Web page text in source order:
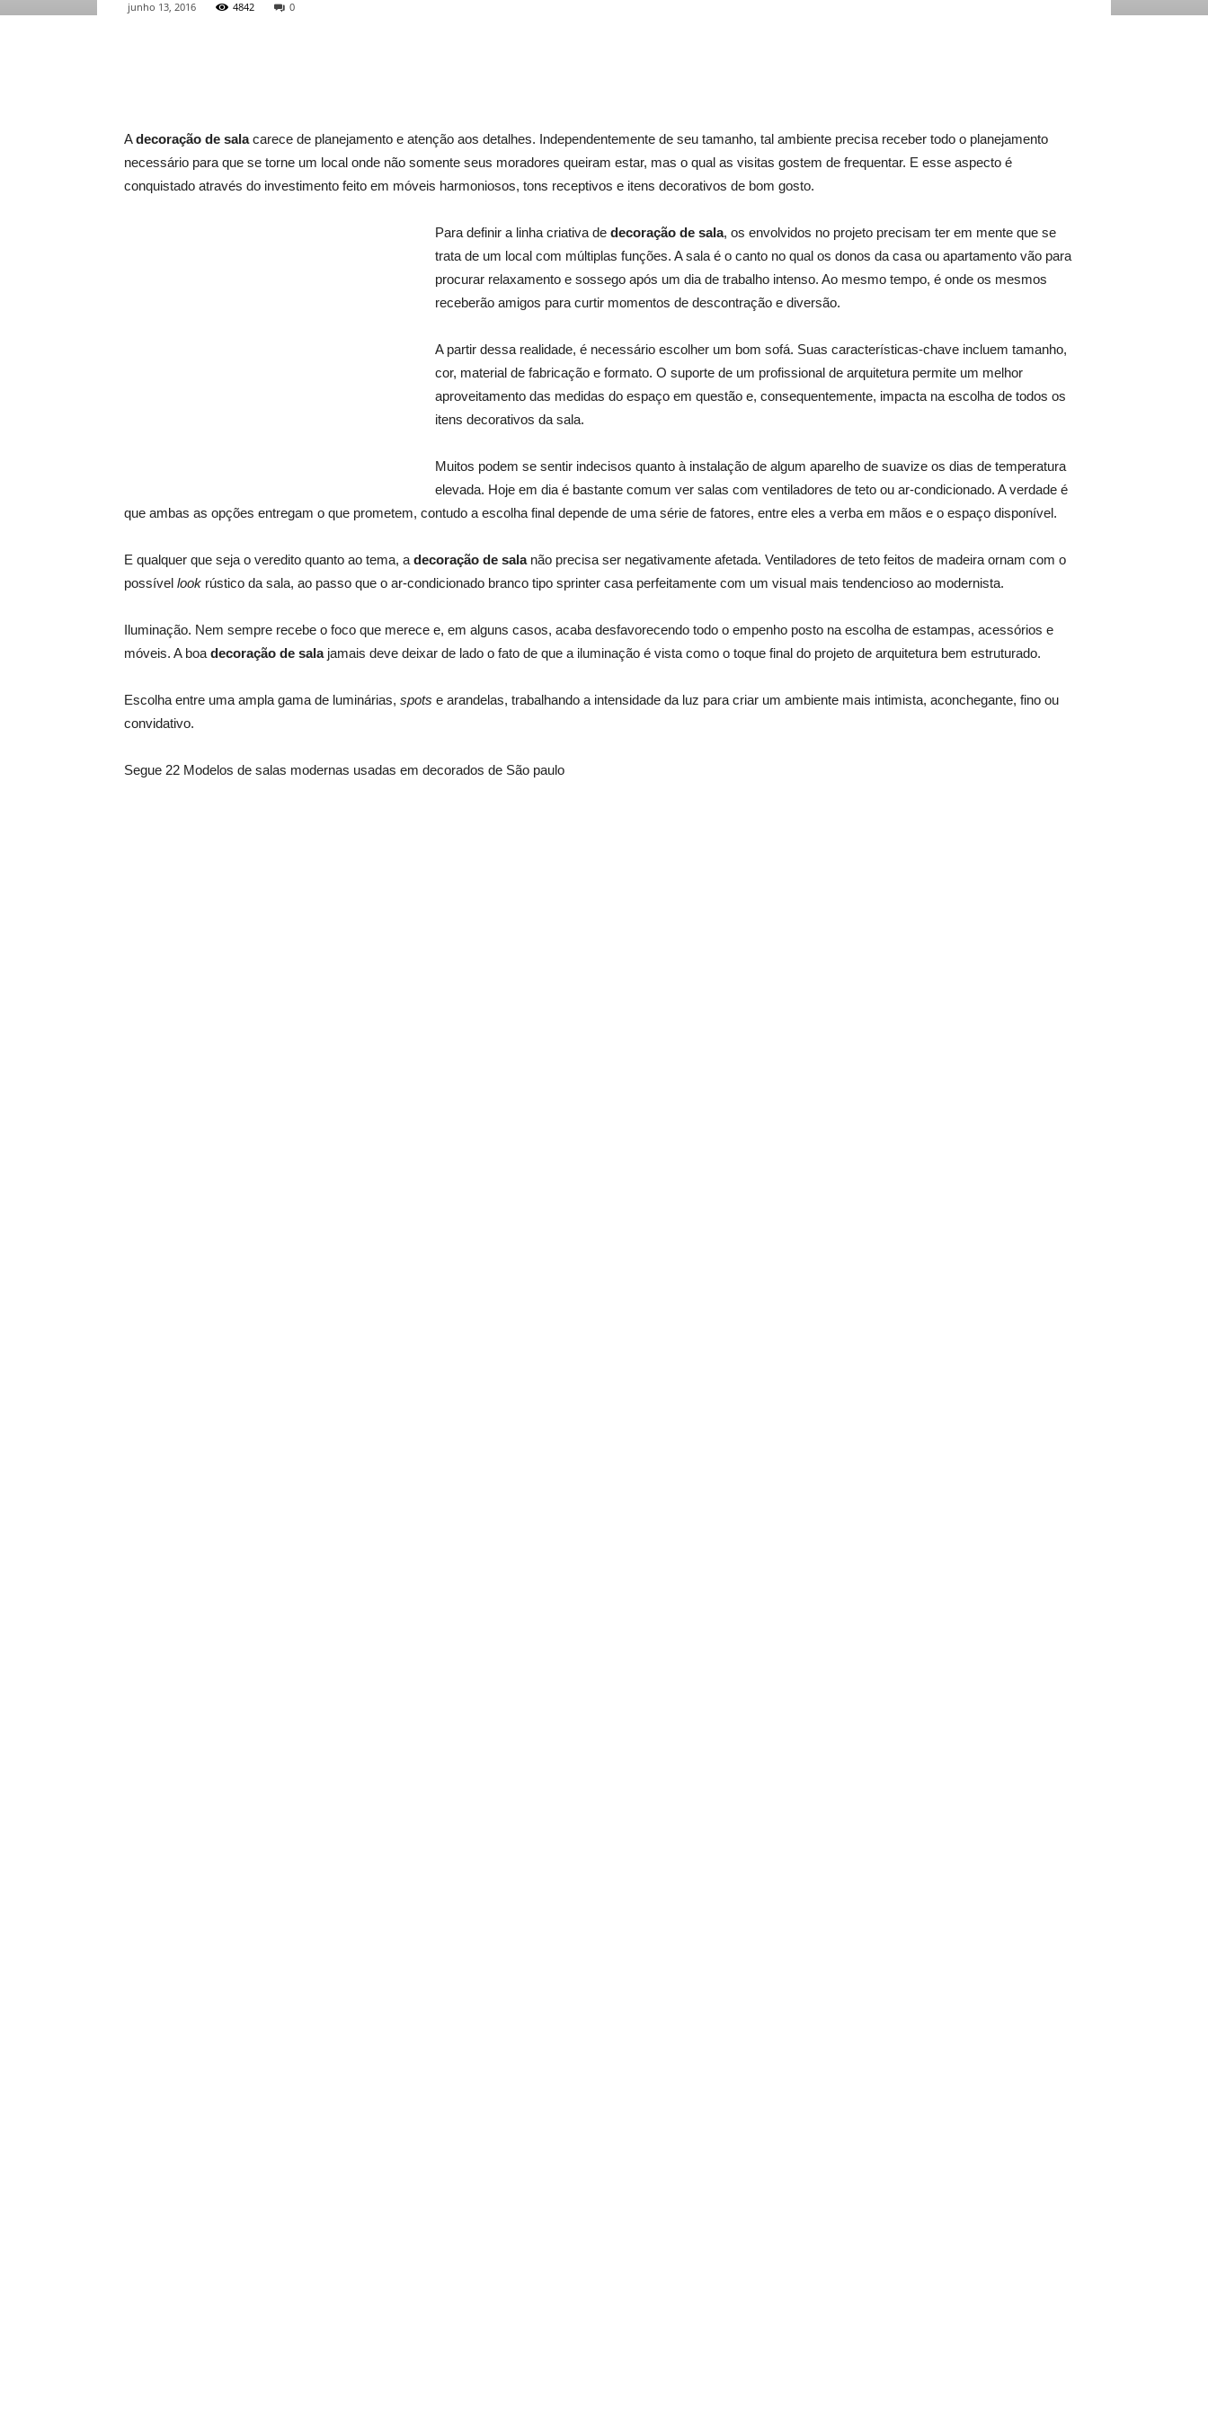
junho 13, 2016 4842 0
Adecoração de salacarece de planejamento e atenção aos detalhes. Independentemente de seu tamanho, tal ambiente precisa receber todo o planejamento
necessário para que se torne um local onde não somente seus moradores queiram estar, mas o qual as visitas gostem de frequentar. E esse aspecto é
conquistado através do investimento feito em móveis harmoniosos, tons receptivos e itens decorativos de bom gosto.
Para definir a linha criativa de decoração de sala, os envolvidos no projeto precisam ter em mente que se
trata de um local com múltiplas funções. A sala é o canto no qual os donos da casa ou apartamento vão para
procurar relaxamento e sossego após um dia de trabalho intenso. Ao mesmo tempo, é onde os mesmos
receberão amigos para curtir momentos de descontração e diversão.
A partir dessa realidade, é necessário escolher um bom sofá. Suas características-chave incluem tamanho,
cor, material de fabricação e formato. O suporte de um profissional de arquitetura permite um melhor
aproveitamento das medidas do espaço em questão e, consequentemente, impacta na escolha de todos os
itens decorativos da sala.
Muitos podem se sentir indecisos quanto à instalação de algum aparelho de suavize os dias de temperatura
elevada. Hoje em dia é bastante comum ver salas com ventiladores de teto ou ar-condicionado. A verdade é
que ambas as opções entregam o que prometem, contudo a escolha final depende de uma série de fatores, entre eles a verba em mãos e o espaço disponível.
E qualquer que seja o veredito quanto ao tema, a decoração de salanão precisa ser negativamente afetada. Ventiladores de teto feitos de madeira ornam com o
possível look rústico da sala, ao passo que o ar-condicionado branco tipo sprinter casa perfeitamente com um visual mais tendencioso ao modernista.
Iluminação. Nem sempre recebe o foco que merece e, em alguns casos, acaba desfavorecendo todo o empenho posto na escolha de estampas, acessórios e
móveis. A boa decoração de salajamais deve deixar de lado o fato de que a iluminação é vista como o toque final do projeto de arquitetura bem estruturado.
Escolha entre uma ampla gama de luminárias, spots e arandelas, trabalhando a intensidade da luz para criar um ambiente mais intimista, aconchegante, fino ou
convidativo.
Segue 22 Modelos de salas modernas usadas em decorados de São paulo